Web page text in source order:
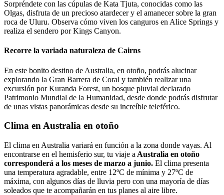
Sorpréndete con las cúpulas de Kata Tjuta, conocidas como las
Olgas, disfruta de un precioso atardecer y el amanecer sobre la gran
roca de Uluru. Observa cómo viven los canguros en Alice Springs y
realiza el sendero por Kings Canyon.
Recorre la variada naturaleza de Cairns
En este bonito destino de Australia, en otoño, podrás alucinar
explorando la Gran Barrera de Coral y también realizar una
excursión por Kuranda Forest, un bosque pluvial declarado
Patrimonio Mundial de la Humanidad, desde donde podrás disfrutar
de unas vistas panorámicas desde su increíble teleférico.
Clima en Australia en otoño
El clima en Australia variará en función a la zona donde vayas. Al
encontrarse en el hemisferio sur, tu viaje a Australia en otoño
corresponderá a los meses de marzo a junio. El clima presenta
una temperatura agradable, entre 12ºC de mínima y 27ºC de
máxima, con algunos días de lluvia pero con una mayoría de días
soleados que te acompañarán en tus planes al aire libre.